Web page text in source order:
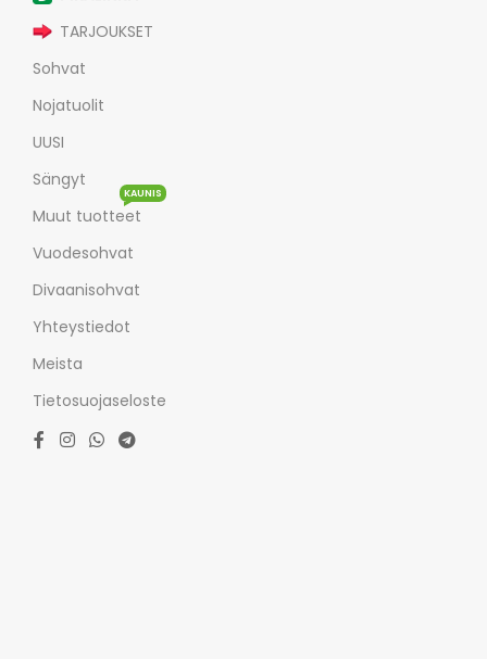
TARJOUKSET
Sohvat
Nojatuolit
UUSI
Sängyt
Muut tuotteet
KAUNIS
Vuodesohvat
Divaanisohvat
Yhteystiedot
Meista
Tietosuojaseloste